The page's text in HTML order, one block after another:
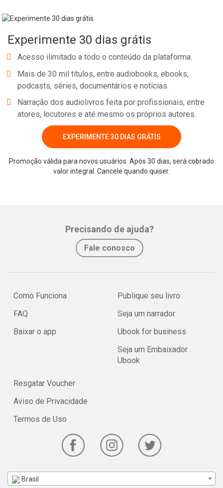
Experimente 30 dias grátis
Acesso ilimitado a todo o conteúdo da plataforma.
Mais de 30 mil títulos, entre audiobooks, ebooks,
podcasts, séries, documentários e notícias.
Narração dos audiolivros feita por profissionais, entre
atores, locutores e até mesmo os próprios autores.
EXPERIMENTE 30 DIAS GRÁTIS
Promoção válida para novos usuários. Após 30 dias, será cobrado
valor integral. Cancele quando quiser.
Precisando de ajuda?
Fale conosco
Como Funciona
FAQ
Baixar o app
Publique seu livro
Seja um narrador
Ubook for business
Seja um Embaixador
Ubook
Resgatar Voucher
Aviso de Privacidade
Termos de Uso
Brasil
Whatsapp Facebook Twitter